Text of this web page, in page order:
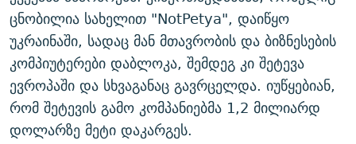
ცნობილია სახელით "NotPetya", დაიწყო
უკრაინაში, სადაც მან მთავრობის და ბიზნესების
კომპიუტერები დაბლოკა, შემდეგ კი შეტევა
ევროპაში და სხვაგანაც გავრცელდა. იუწყებიან,
რომ შეტევის გამო კომპანიებმა 1,2 მილიარდ
დოლარზე მეტი დაკარგეს.